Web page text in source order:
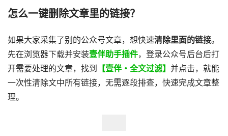
怎么一键删除文章里的链接？
如果大家采集了别的公众号文章，想快速清除里面的链接。
先在浏览器下载并安装壹伴助手插件，登录公众号后台后打
开需要处理的文章，找到
【壹伴・全文过滤】 并点击，就能
一次性清除文中所有链接，无需逐段排查，快速完成文章整
理。